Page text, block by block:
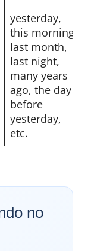
yesterday,
this morning,
last month,
last night,
many years
ago, the day
before
yesterday,
etc.
no